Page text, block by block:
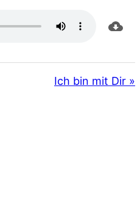
Ich bin mit Dir »